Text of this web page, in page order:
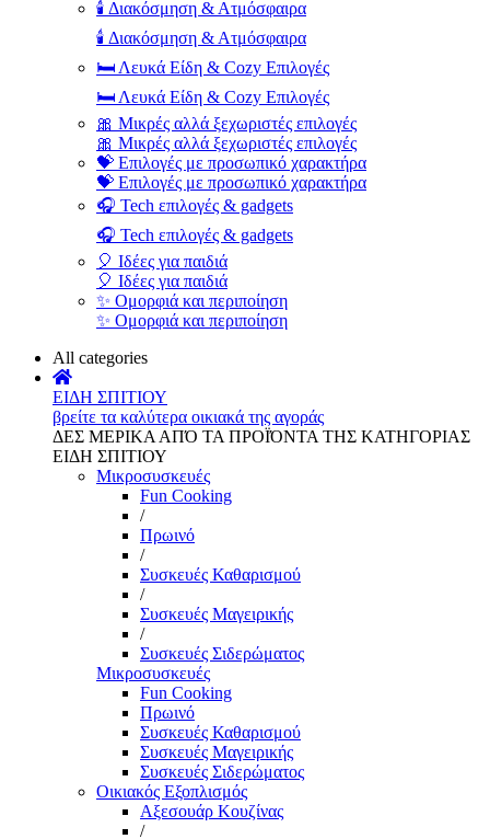
🕯️ Διακόσμηση & Ατμόσφαιρα
🕯️ Διακόσμηση & Ατμόσφαιρα
🛏️ Λευκά Είδη & Cozy Επιλογές
🛏️ Λευκά Είδη & Cozy Επιλογές
🎀 Μικρές αλλά ξεχωριστές επιλογές
🎀 Μικρές αλλά ξεχωριστές επιλογές
💝 Επιλογές με προσωπικό χαρακτήρα
💝 Επιλογές με προσωπικό χαρακτήρα
🎧 Tech επιλογές & gadgets
🎧 Tech επιλογές & gadgets
🎈 Ιδέες για παιδιά
🎈 Ιδέες για παιδιά
✨ Ομορφιά και περιποίηση
✨ Ομορφιά και περιποίηση
All categories
ΕΙΔΗ ΣΠΙΤΙΟΥ
βρείτε τα καλύτερα οικιακά της αγοράς
ΔΕΣ ΜΕΡΙΚΑ ΑΠΌ ΤΑ ΠΡΟΪΌΝΤΑ ΤΗΣ ΚΑΤΗΓΟΡΙΑΣ
ΕΙΔΗ ΣΠΙΤΙΟΥ
Μικροσυσκευές
Fun Cooking
/
Πρωινό
/
Συσκευές Καθαρισμού
/
Συσκευές Μαγειρικής
/
Συσκευές Σιδερώματος
Μικροσυσκευές
Fun Cooking
Πρωινό
Συσκευές Καθαρισμού
Συσκευές Μαγειρικής
Συσκευές Σιδερώματος
Οικιακός Εξοπλισμός
Αξεσουάρ Κουζίνας
/